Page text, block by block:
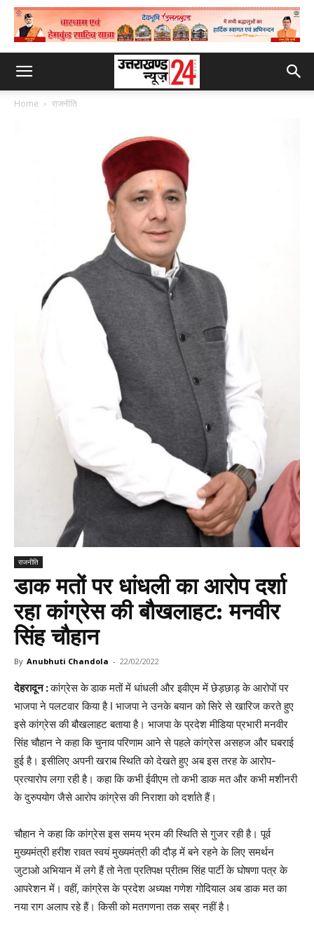
Home राजनीति
राजनीति
डाक मतों पर धांधली का आरोप दर्शा
रहा कांग्रेस की बौखलाहट: मनवीर
सिंह चौहान
By Anubhuti Chandola - 22/02/2022
देहरादून :कांग्रेस केडाक मतों में धांधली और इवीएम में छेड़छाड़ के आरोपों पर
भाजपा ने पलटवार किया है I भाजपा ने उनके बयान को सिरे से खारिज करते हुए
इसे कांग्रेस की बौखलाहट बताया है। भाजपा के प्रदेश मीडिया प्रभारी मनवीर
सिंह चौहान ने कहा कि चुनाव परिणाम आने से पहले कांग्रेस असहज और घबराई
हुई है। इसीलिए अपनी खराब स्थिति को देखते हुए अब इस तरह के आरोप-
प्रत्यारोप लगा रही है। कहा कि कभी ईवीएम तो कभी डाक मत और कभी मशीनरी
के दुरुपयोग जैसे आरोप कांग्रेस की निराशा को दर्शाते हैं।
चौहान ने कहा कि कांग्रेस इस समय भ्रम की स्थिति से गुजर रही है। पूर्व
मुख्यमंत्री हरीश रावत स्वयं मुख्यमंत्री की दौड़ में बने रहने के लिए समर्थन
जुटाओ अभियान में लगे हैं तो नेता प्रतिपक्ष प्रीतम सिंह पार्टी के घोषणा पत्र के
आपरेशन में। वहीं, कांग्रेस के प्रदेश अध्यक्ष गणेश गोदियाल अब डाक मत का
नया राग अलाप रहे हैं। किसी को मतगणना तक सब्र नहीं है।